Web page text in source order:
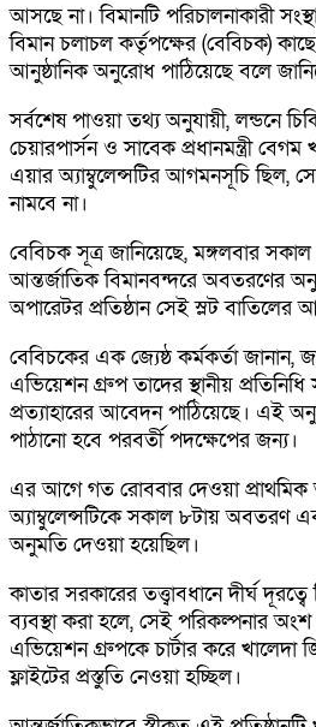
আসছে না। বিমানটি পরিচালনাকারী
বিমান চলাচল কর্তৃপক্ষের (বেবিচক)
আনুষ্ঠানিক অনুরোধ পাঠিয়েছে বলে
সর্বশেষ পাওয়া তথ্য অনুযায়ী, লন্ডনে
চেয়ারপার্সন ও সাবেক প্রধানমন্ত্রী
এয়ার অ্যাম্বুলেন্সটির আগমনসূচি ছিল,
নামবে না।
বেবিচক সূত্র জানিয়েছে, মঙ্গলবার
আন্তর্জাতিক বিমানবন্দরে অবতরণের
অপারেটর প্রতিষ্ঠান সেই স্লট বাতিলের
বেবিচকের এক জ্যেষ্ঠ কর্মকর্তা
এভিয়েশন গ্রুপ তাদের স্থানীয় প্রতিনিধি
প্রত্যাহারের আবেদন পাঠিয়েছে। এই
পাঠানো হবে পরবর্তী পদক্ষেপের জন্য।
এর আগে গত রোববার দেওয়া প্রাথমিক
অ্যাম্বুলেন্সটিকে সকাল ৮টায় অবতরণ
অনুমতি দেওয়া হয়েছিল।
কাতার সরকারের তত্ত্বাবধানে দীর্ঘ
ব্যবস্থা করা হলে, সেই পরিকল্পনার
এভিয়েশন গ্রুপকে চার্টার করে খালেদা
ফ্লাইটের প্রস্তুতি নেওয়া হচ্ছিল।